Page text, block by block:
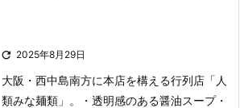
 2025年8月29日
大阪・西中島南方に本店を構える行列店「人
類みな麺類」。
・透明感のある醤油スープ・